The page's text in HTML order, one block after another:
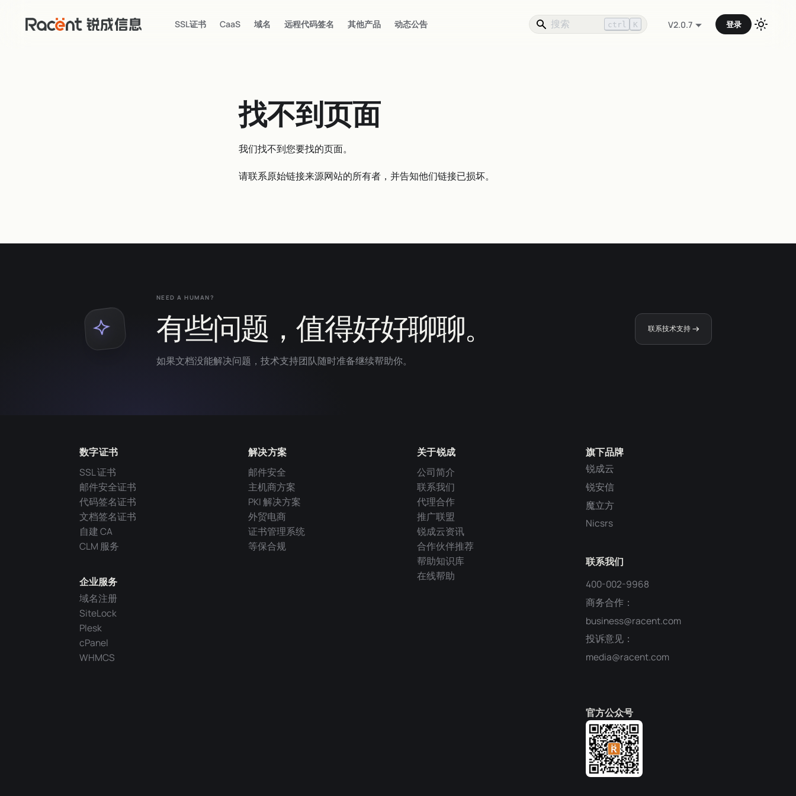
SSL证书 CaaS 域名 远程代码签名 其他产品 动态公告 ctrl K V2.0.7 登录
找不到页面
我们找不到您要找的页面。
请联系原始链接来源网站的所有者，并告知他们链接已损坏。
NEED A HUMAN?
有些问题，值得好好聊聊。
如果文档没能解决问题，技术支持团队随时准备继续帮助你。
联系技术支持
旗下品牌
锐成云
锐安信
魔立方
Nicsrs
联系我们
400-002-9968
商务合作：
business@racent.com
投诉意见：
media@racent.com
官方公众号
数字证书
SSL 证书
邮件安全证书
代码签名证书
文档签名证书
自建 CA
CLM 服务
企业服务
域名注册
SiteLock
Plesk
cPanel
WHMCS
解决方案
邮件安全
主机商方案
PKI 解决方案
外贸电商
证书管理系统
等保合规
关于锐成
公司简介
联系我们
代理合作
推广联盟
锐成云资讯
合作伙伴推荐
帮助知识库
在线帮助